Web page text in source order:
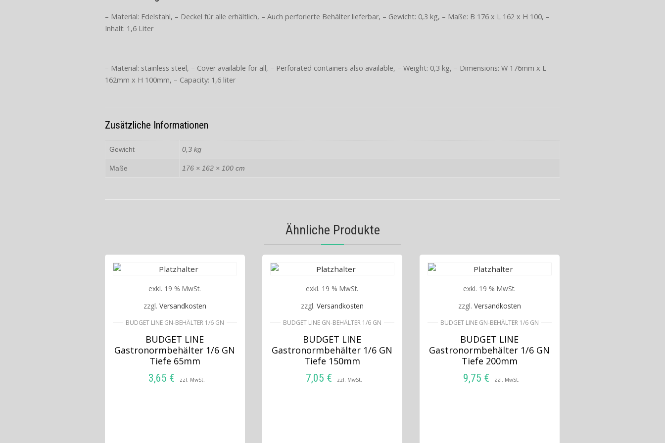
– Material: Edelstahl, – Deckel für alle erhältlich, – Auch perforierte Behälter lieferbar, – Gewicht: 0,3 kg, – Maße: B 176 x L 162 x H 100, –
Inhalt: 1,6 Liter
– Material: stainless steel, – Cover available for all, – Perforated containers also available, – Weight: 0,3 kg, – Dimensions: W 176mm x L
162mm x H 100mm, – Capacity: 1,6 liter
Zusätzliche Informationen
Gewicht 0,3 kg
Maße 176 × 162 × 100 cm
Ähnliche Produkte
exkl. 19 % MwSt.
zzgl. Versandkosten
BUDGET LINE GN-BEHÄLTER 1/6 GN
BUDGET LINE
Gastronormbehälter 1/6 GN
Tiefe 65mm
3,65 € zzl. MwSt.
exkl. 19 % MwSt.
zzgl. Versandkosten
BUDGET LINE GN-BEHÄLTER 1/6 GN
BUDGET LINE
Gastronormbehälter 1/6 GN
Tiefe 150mm
7,05 € zzl. MwSt.
exkl. 19 % MwSt.
zzgl. Versandkosten
BUDGET LINE GN-BEHÄLTER 1/6 GN
BUDGET LINE
Gastronormbehälter 1/6 GN
Tiefe 200mm
9,75 € zzl. MwSt.